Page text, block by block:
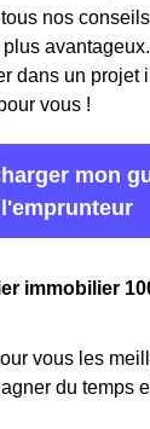
nos
dans un projet
vous !
mon
l'emprunteur
immobilier
vous les
du temps